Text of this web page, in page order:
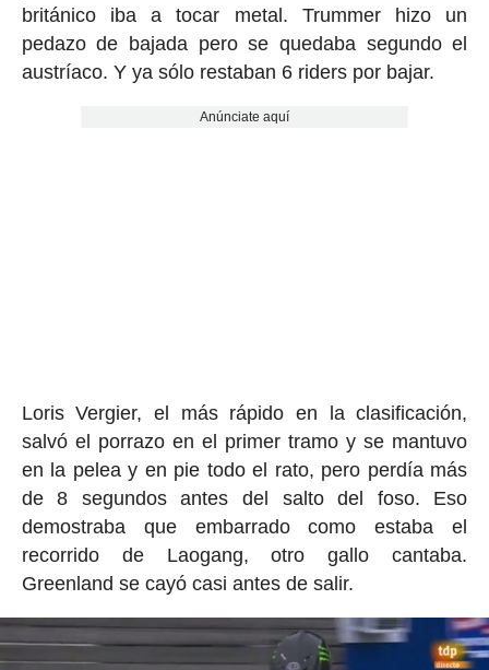
británico iba a tocar metal. Trummer hizo un
pedazo de bajada pero se quedaba segundo el
austríaco. Y ya sólo restaban 6 riders por bajar.
Anúnciate aquí
Loris Vergier, el más rápido en la clasificación,
salvó el porrazo en el primer tramo y se mantuvo
en la pelea y en pie todo el rato, pero perdía más
de 8 segundos antes del salto del foso. Eso
demostraba que embarrado como estaba el
recorrido de Laogang, otro gallo cantaba.
Greenland se cayó casi antes de salir.